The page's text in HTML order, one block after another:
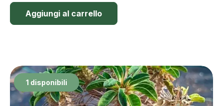
Aggiungi al carrello
1 disponibili